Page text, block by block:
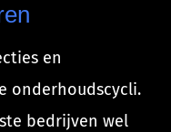
en
onderhoudscycli.
bedrijven wel